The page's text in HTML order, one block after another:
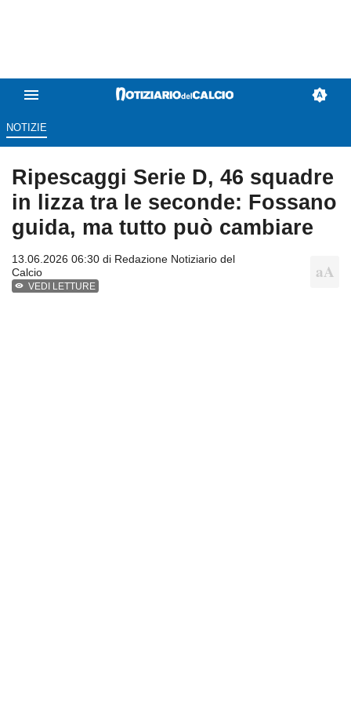
NOTIZIE
Ripescaggi Serie D, 46 squadre
in lizza tra le seconde: Fossano
guida, ma tutto può cambiare
13.06.2026 06:30 di Redazione Notiziario del
Calcio
VEDI LETTURE